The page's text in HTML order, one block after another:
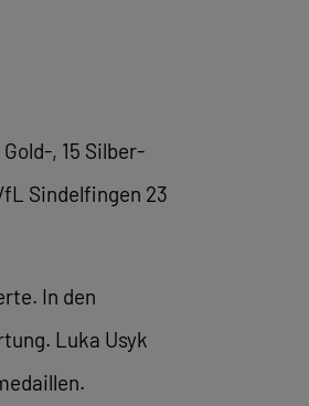
, 15 Silber-
Sindelfingen 23
In den
Luka Usyk